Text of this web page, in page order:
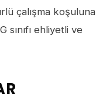
çalışma koşuluna
ehliyetli ve